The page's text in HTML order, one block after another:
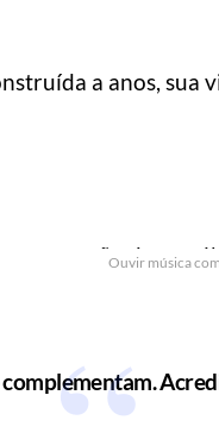
a anos, sua
Ouvir música